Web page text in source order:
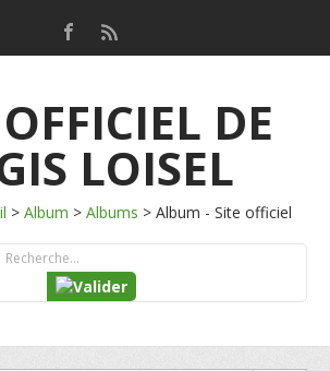
DE
LOISEL
> Album > Albums > Album - Site officiel